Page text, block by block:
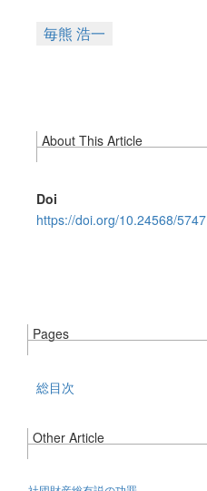
毎熊 浩一
About This Article
Doi
https://doi.org/10.24568/5747
Pages
総目次
Other Article